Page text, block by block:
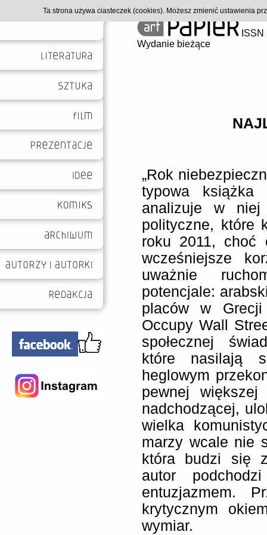
Wydanie bieżące
„Rok
typowa książka
analizuje w niej
polityczne, które
roku 2011, choć
wcześniejsze
uważnie
potencjale:
placów w
Occupy Wall
społecznej
które nasilają
heglowym
pewnej
nadchodzącej,
wielka
marzy wcale nie
która budzi się
autor
entuzjazmem.
krytycznym
wymiar.
Ta strona używa ciasteczek (cookies). Możesz zmienić ustawienia